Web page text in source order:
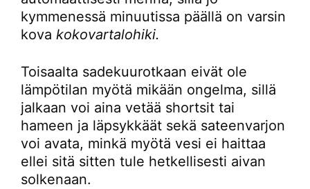
kymmenessä minuutissa päällä on varsin
kova kokovartalohiki.
Toisaalta sadekuurotkaan eivät ole
lämpötilan myötä mikään ongelma, sillä
jalkaan voi aina vetää shortsit tai
hameen ja läpsykkäät sekä sateenvarjon
voi avata, minkä myötä vesi ei haittaa
ellei sitä sitten tule hetkellisesti aivan
solkenaan.